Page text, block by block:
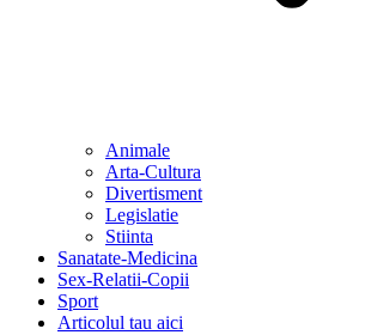
Animale
Arta-Cultura
Divertisment
Legislatie
Stiinta
Sanatate-Medicina
Sex-Relatii-Copii
Sport
Articolul tau aici